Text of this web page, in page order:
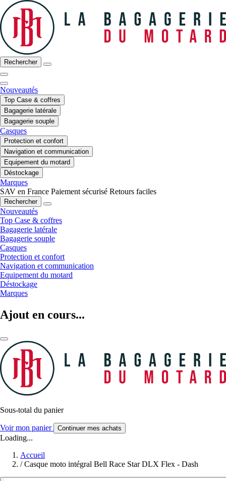
Rechercher
Nouveautés
Top Case & coffres
Bagagerie latérale
Bagagerie souple
Casques
Protection et confort
Navigation et communication
Equipement du motard
Déstockage
Marques
SAV en France Paiement sécurisé Retours faciles
Rechercher
Nouveautés
Top Case & coffres
Bagagerie latérale
Bagagerie souple
Casques
Protection et confort
Navigation et communication
Equipement du motard
Déstockage
Marques
Ajout en cours...
Sous-total du panier
Voir mon panier Continuer mes achats
Loading...
Accueil
/ Casque moto intégral Bell Race Star DLX Flex - Dash